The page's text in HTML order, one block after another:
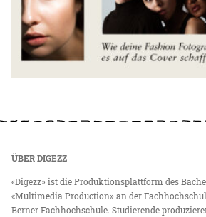
ÜBER DIGEZZ
«Digezz» ist die Produktionsplattform des
«Multimedia Production» an der
Berner Fachhochschule. Studierende